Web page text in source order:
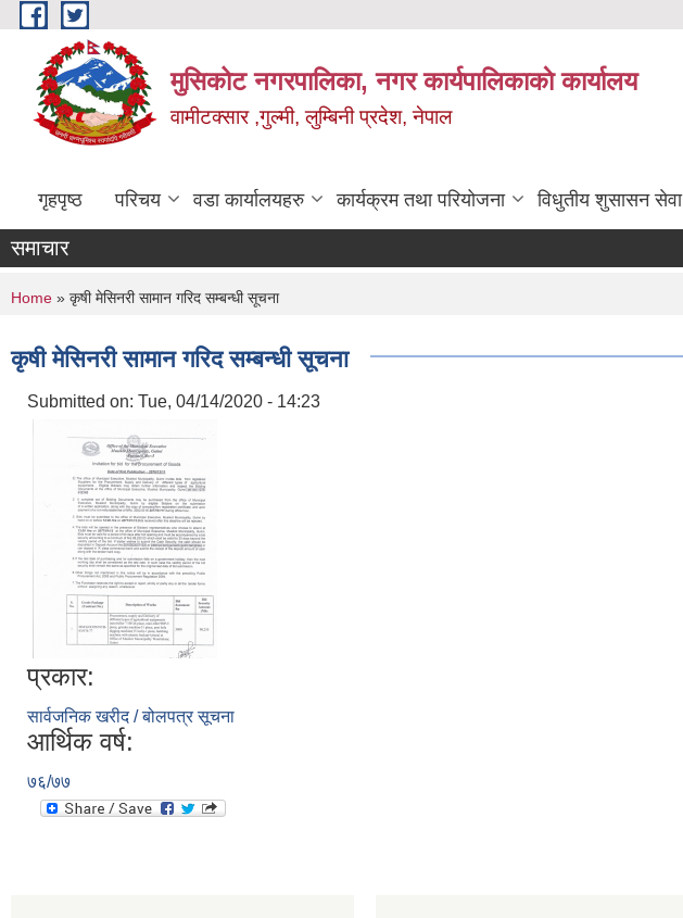
Skip to main content
मुसिकोट नगरपालिका, नगर कार्यपालिकाकाे कार्यालय
वामीटक्सार ,गुल्मी, लुम्बिनी प्रदेश, नेपाल
गृहपृष्ठ परिचय वडा कार्यालयहरु कार्यक्रम तथा परियोजना विधुतीय शुसासन सेवा
समाचार
You are here
Home » कृषी मेसिनरी सामान गरिद सम्बन्धी सूचना
कृषी मेसिनरी सामान गरिद सम्बन्धी सूचना
Submitted on: Tue, 04/14/2020 - 14:23
प्रकार:
सार्वजनिक खरीद / बोलपत्र सूचना
आर्थिक वर्ष:
७६/७७